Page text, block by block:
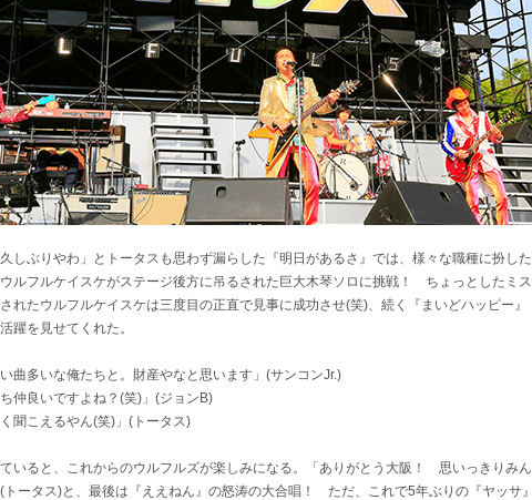
しぶりやわ」とトータスも思わず漏らした『明日があるさ』では、様々な職種に扮した
ルフルケイスケがステージ後方に吊るされた巨大木琴ソロに挑戦！ ちょっとしたミス
れたウルフルケイスケは三度目の正直で見事に成功させ(笑)、続く『まいどハッピー』
躍を見せてくれた。
曲多いな俺たちと。財産やなと思います」(サンコンJr.)
仲良いですよね？(笑)」(ジョンB)
聞こえるやん(笑)」(トータス)
いると、これからのウルフルズが楽しみになる。「ありがとう大阪！ 思いっきりみん
ータス)と、最後は『ええねん』の怒涛の大合唱！ ただ、これで5年ぶりの『ヤッサ』